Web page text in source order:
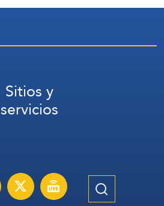
Sitios y
servicios